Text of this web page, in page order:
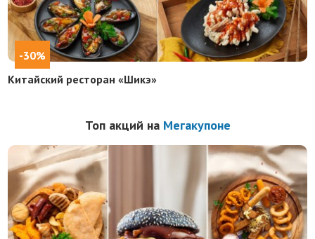
-30%
Китайский ресторан «Шикэ»
Топ акций на Мегакупоне